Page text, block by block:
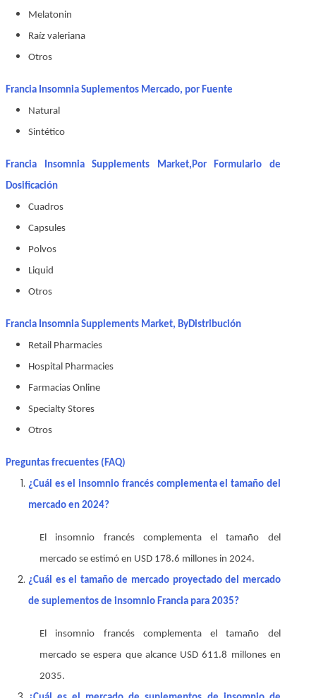
Melatonin
Raíz valeriana
Otros
Francia Insomnia Suplementos Mercado, por Fuente
Natural
Sintético
Francia Insomnia Supplements Market, Por Formulario de
Dosificación
Cuadros
Capsules
Polvos
Liquid
Otros
Francia Insomnia Supplements Market, ByDistribución
Retail Pharmacies
Hospital Pharmacies
Farmacias Online
Specialty Stores
Otros
Preguntas frecuentes (FAQ)
¿Cuál es el insomnio francés complementa el tamaño del
mercado en 2024?
El insomnio francés complementa el tamaño del
mercado se estimó en USD 178.6 millones in 2024.
¿Cuál es el tamaño de mercado proyectado del mercado
de suplementos de insomnio Francia para 2035?
El insomnio francés complementa el tamaño del
mercado se espera que alcance USD 611.8 millones en
2035.